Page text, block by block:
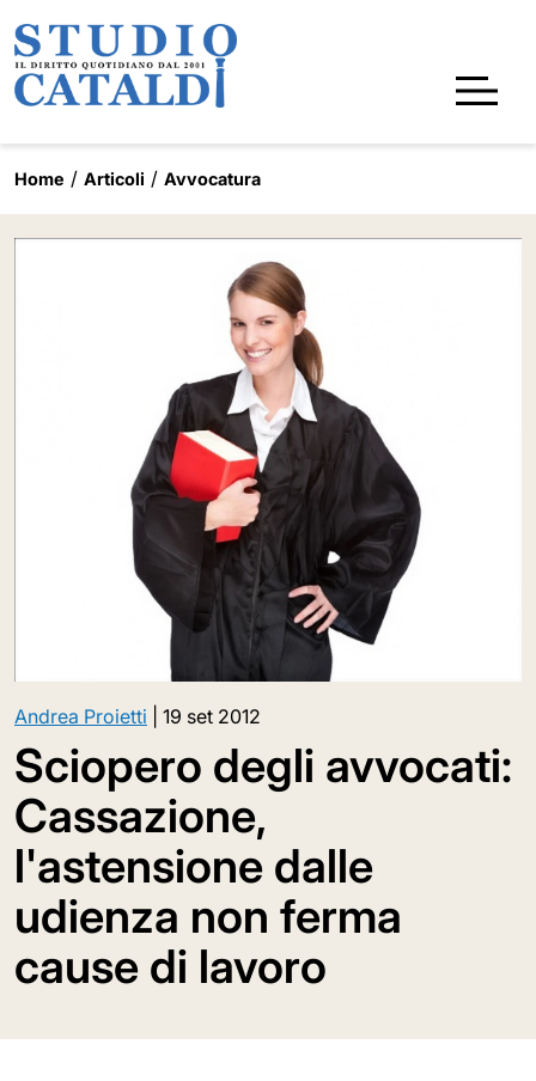
Home Articoli Avvocatura
Andrea Proietti 19 set 2012
Sciopero degli avvocati:
Cassazione,
l'astensione dalle
udienza non ferma
cause di lavoro